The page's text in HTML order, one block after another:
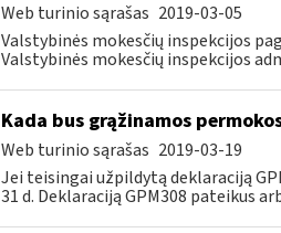
Web turinio sąrašas 2019-03-05
Valstybinės mokesčių inspekcijos
Valstybinės mokesčių inspekcijos
Kada bus grąžinamos
Web turinio sąrašas 2019-03-19
Jei teisingai užpildytą deklaraciją
31 d. Deklaraciją GPM308 pateikus